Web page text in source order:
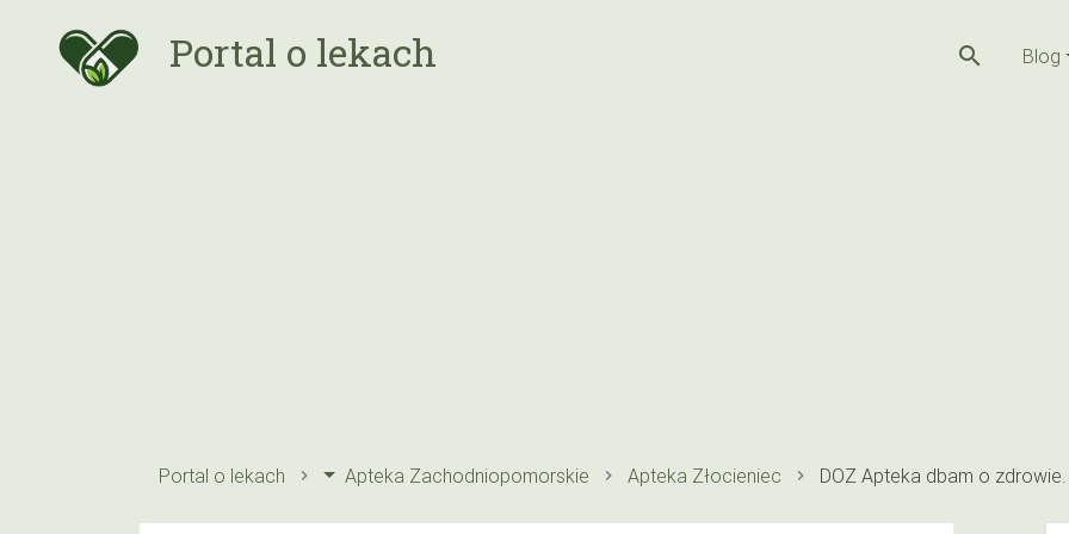
Portal o lekach search Blog
Portal o lekach Apteka Zachodniopomorskie Apteka Złocieniec DOZ Apteka dbam o zdrowie.